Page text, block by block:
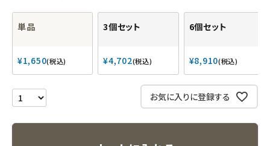
エコリュクス
エコメイト
ナチュラプラス
アルマウィン
単品
¥1,650 税込
3個セット
¥4,702 税込
6個セット
¥8,910 税込
お気に入りに登録する